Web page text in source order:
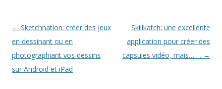
Navigation
des
articles
← Sketchnation: créer des jeux
en dessinant ou en
photographiant vos dessins
sur Android et iPad
Skillkatch: une excellente
application pour créer des
capsules vidéo, mais……. →